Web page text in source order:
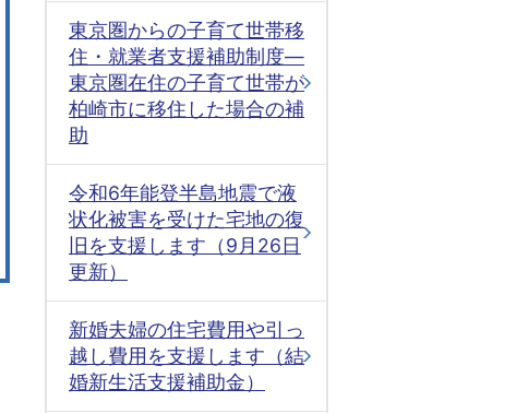
東京圏からの子育て世帯移
住・就業者支援補助制度―
東京圏在住の子育て世帯が
柏崎市に移住した場合の補
助
令和6年能登半島地震で液
状化被害を受けた宅地の復
旧を支援します（9月26日
更新）
新婚夫婦の住宅費用や引っ
越し費用を支援します（結
婚新生活支援補助金）